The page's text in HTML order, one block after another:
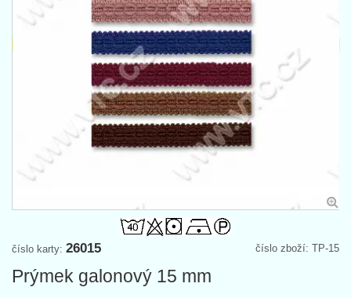
číslo zboží: TP-15
číslo karty: 26015
Prýmek galonový 15 mm